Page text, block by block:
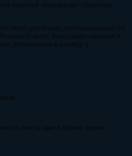
изделий подтвердит обратное.
удобному использованию на
веса. Благодаря ширине и
дополнение к наряду в
иметь цвета более яркие.